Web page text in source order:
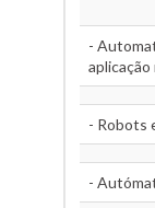
-
aplicação
- Robots
-